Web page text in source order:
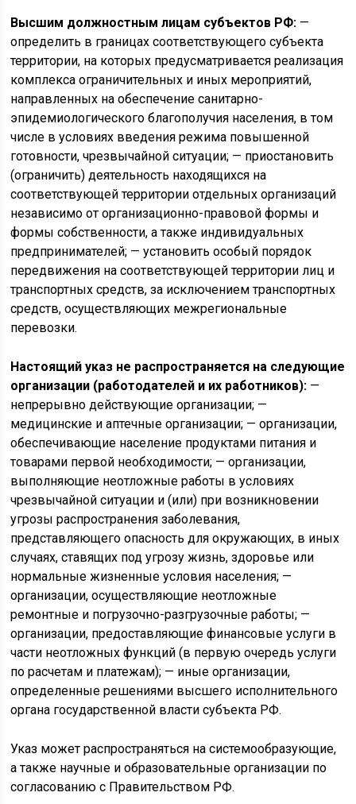
Высшим должностным лицам субъектов РФ: —
определить в границах соответствующего субъекта
территории, на которых предусматривается реализация
комплекса ограничительных и иных мероприятий,
направленных на обеспечение санитарно-
эпидемиологического благополучия населения, в том
числе в условиях введения режима повышенной
готовности, чрезвычайной ситуации; — приостановить
(ограничить) деятельность находящихся на
соответствующей территории отдельных организаций
независимо от организационно-правовой формы и
формы собственности, а также индивидуальных
предпринимателей; — установить особый порядок
передвижения на соответствующей территории лиц и
транспортных средств, за исключением транспортных
средств, осуществляющих межрегиональные
перевозки.
Настоящий указ не распространяется на следующие
организации (работодателей и их работников): —
непрерывно действующие организации; —
медицинские и аптечные организации; — организации,
обеспечивающие население продуктами питания и
товарами первой необходимости; — организации,
выполняющие неотложные работы в условиях
чрезвычайной ситуации и (или) при возникновении
угрозы распространения заболевания,
представляющего опасность для окружающих, в иных
случаях, ставящих под угрозу жизнь, здоровье или
нормальные жизненные условия населения; —
организации, осуществляющие неотложные
ремонтные и погрузочно-разгрузочные работы; —
организации, предоставляющие финансовые услуги в
части неотложных функций (в первую очередь услуги
по расчетам и платежам); — иные организации,
определенные решениями высшего исполнительного
органа государственной власти субъекта РФ.
Указ может распространяться на системообразующие,
а также научные и образовательные организации по
согласованию с Правительством РФ.